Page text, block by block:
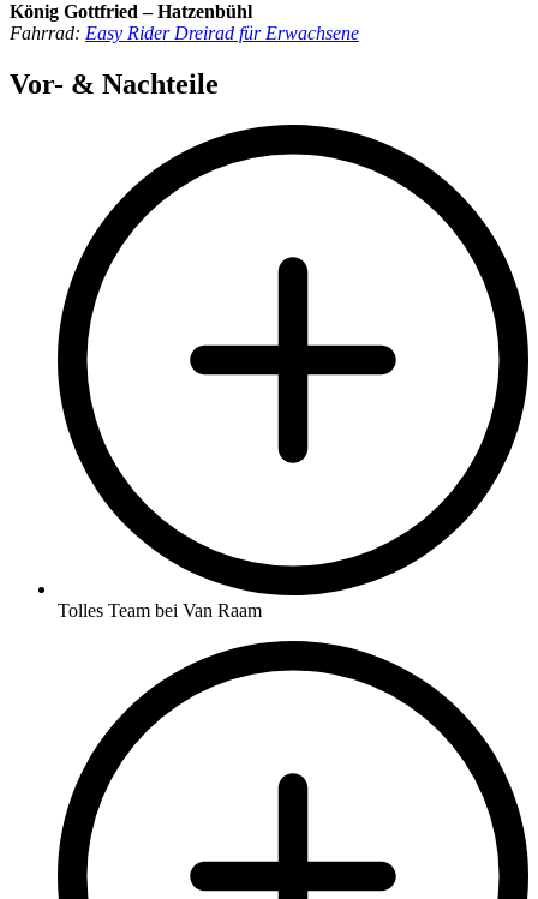
König Gottfried – Hatzenbühl
Fahrrad: Easy Rider Dreirad für Erwachsene
Vor- & Nachteile
Tolles Team bei Van Raam